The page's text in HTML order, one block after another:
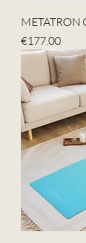
METATRON
Price
€177.00